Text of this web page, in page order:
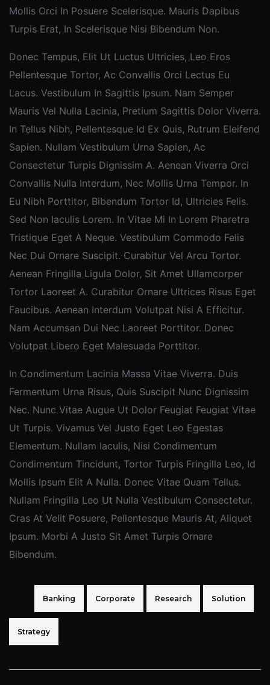
Mollis Orci In Posuere Scelerisque. Mauris Dapibus
Turpis Erat, In Scelerisque Nisi Bibendum Non.
Donec Tempus, Elit Ut Luctus Ultricies, Leo Eros
Pellentesque Tortor, Ac Convallis Orci Lectus Eu
Lacus. Vestibulum In Sagittis Ipsum. Nam Semper
Mauris Vel Nulla Lacinia, Pretium Sagittis Dolor Viverra.
In Tellus Nibh, Pellentesque Id Ex Quis, Rutrum Eleifend
Sapien. Nullam Vestibulum Urna Sapien, Ac
Consectetur Turpis Dignissim A. Aenean Viverra Orci
Convallis Nulla Interdum, Nec Mollis Urna Tempor. In
Eu Nibh Porttitor, Bibendum Tortor Id, Ultricies Felis.
Sed Non Iaculis Lorem. In Vitae Mi In Lorem Pharetra
Tristique Eget A Neque. Vestibulum Commodo Felis
Nec Dui Ornare Suscipit. Curabitur Vel Arcu Tortor.
Aenean Fringilla Ligula Dolor, Sit Amet Ullamcorper
Tortor Laoreet A. Curabitur Ornare Ultrices Risus Eget
Faucibus. Aenean Interdum Volutpat Nisi A Efficitur.
Nam Accumsan Dui Nec Laoreet Porttitor. Donec
Volutpat Libero Eget Malesuada Porttitor.
In Condimentum Lacinia Massa Vitae Viverra. Duis
Fermentum Urna Risus, Quis Suscipit Nunc Dignissim
Nec. Nunc Vitae Augue Ut Dolor Feugiat Feugiat Vitae
Ut Turpis. Vivamus Vel Justo Eget Leo Egestas
Elementum. Nullam Iaculis, Nisi Condimentum
Condimentum Tincidunt, Tortor Turpis Fringilla Leo, Id
Mollis Ipsum Elit A Nulla. Donec Vitae Quam Tellus.
Nullam Fringilla Leo Ut Nulla Vestibulum Consectetur.
Cras At Velit Posuere, Pellentesque Mauris At, Aliquet
Ipsum. Morbi A Justo Sit Amet Turpis Ornare
Bibendum.
Banking Corporate Research Solution
Strategy